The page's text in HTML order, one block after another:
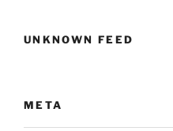
UNKNOWN FEED
META